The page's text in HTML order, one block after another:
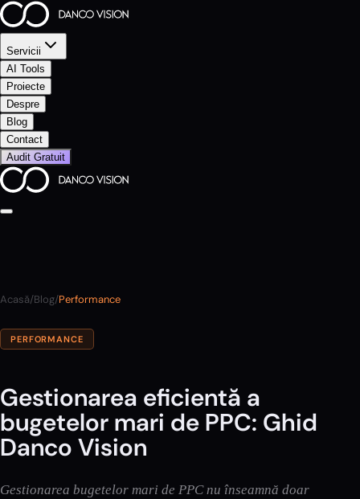
Servicii
AI Tools
Proiecte
Despre
Blog
Contact
Audit Gratuit
Acasă/Blog/Performance
PERFORMANCE
Gestionarea eficientă a
bugetelor mari de PPC: Ghid
Danco Vision
Gestionarea bugetelor mari de PPC nu înseamnă doar